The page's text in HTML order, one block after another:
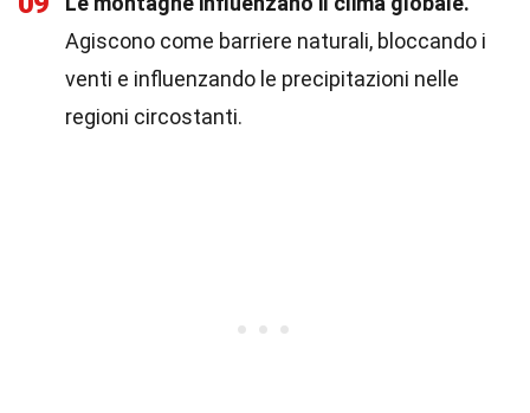
Agiscono come barriere naturali, bloccando i
venti e influenzando le precipitazioni nelle
regioni circostanti.